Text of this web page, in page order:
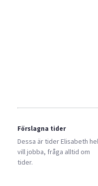
Förslagna tider
Dessa är tiderElisabeth
vill jobba, fråga alltid om
tider.